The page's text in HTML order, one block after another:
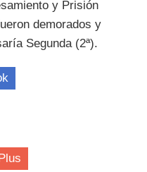
y Prisión
demorados y
Segunda (2ª).